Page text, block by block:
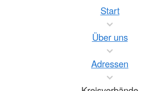
Start
Über uns
Adressen